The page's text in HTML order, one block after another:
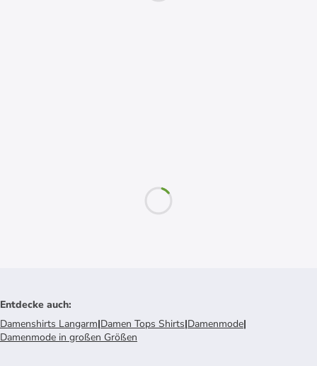
Entdecke auch:
Damenshirts Langarm|Damen Tops Shirts|Damenmode|
Damenmode in großen Größen